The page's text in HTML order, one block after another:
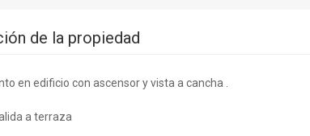
de la propiedad
en edificio con ascensor y vista a cancha .
a terraza